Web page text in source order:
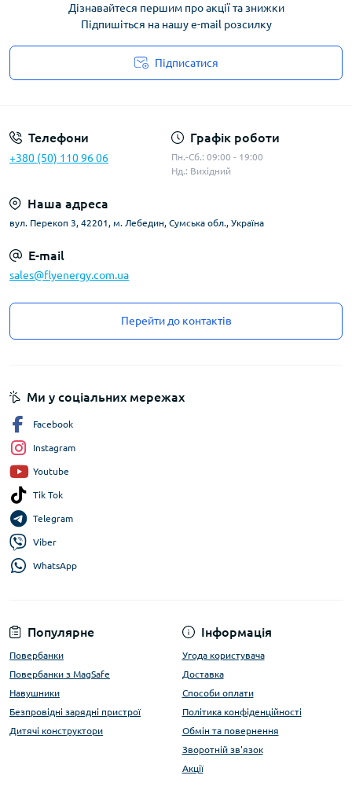
Дізнавайтеся першим про акції та знижки
Підпишіться на нашу e-mail розсилку
Підписатися
Телефони
+380 (50) 110 96 06
Графік роботи
Пн.-Сб.: 09:00 - 19:00
Нд.: Вихідний
Наша адреса
вул. Перекоп 3, 42201, м. Лебедин, Сумська обл., Україна
E-mail
sales@flyenergy.com.ua
Перейти до контактів
Популярне
Повербанки
Повербанки з MagSafe
Навушники
Безпровідні зарядні пристрої
Дитячі конструктори
Інформація
Угода користувача
Доставка
Способи оплати
Політика конфіденційності
Обмін та повернення
Зворотній зв'язок
Акції
Ми у соціальних мережах
Facebook
Instagram
Youtube
Tik Tok
Telegram
Viber
WhatsApp